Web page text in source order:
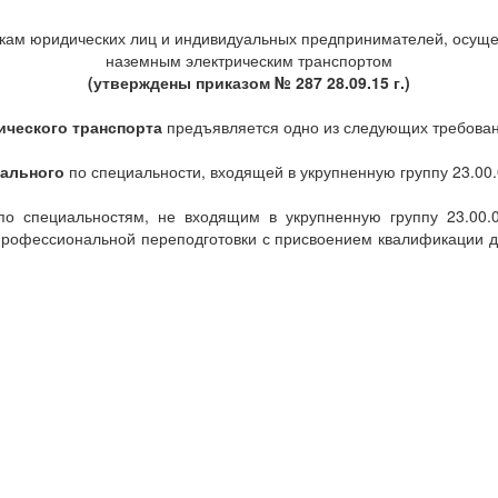
юридических лиц и индивидуальных предпринимателей,
наземным электрическим транспортом
(утверждены приказом № 287 28.09.15 г.)
транспорта предъявляется одно из следующих
по специальности, входящей в укрупненную группу
не входящим в укрупненную группу
переподготовки с присвоением квалификации